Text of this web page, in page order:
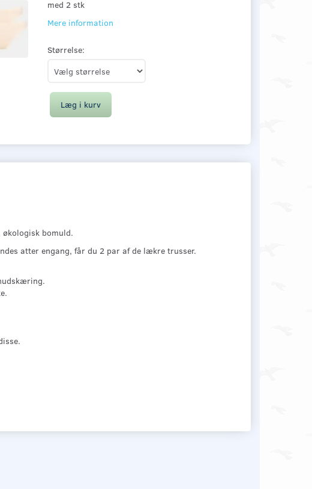
med 2 stk
Mere information
Størrelse:
Læg i kurv
bomuld.
atter engang, får du 2 par af de lækre trusser.